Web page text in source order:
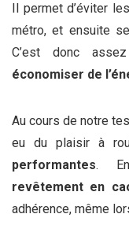
Il permet d’éviter
métro, et ensuite
C’est donc
économiser de
Au cours de notre
eu du plaisir à
performantes.
revêtement en
adhérence, même